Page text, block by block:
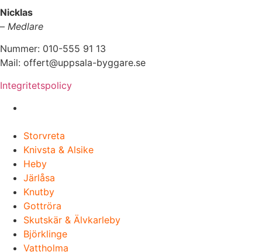
Nicklas
– Medlare
Nummer: 010-555 91 13
Mail: offert@uppsala-byggare.se
Integritetspolicy
Storvreta
Knivsta & Alsike
Heby
Järlåsa
Knutby
Gottröra
Skutskär & Älvkarleby
Björklinge
Vattholma